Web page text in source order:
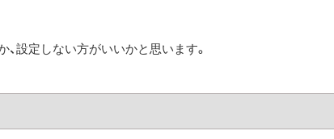
設定しない方がいいかと思います。